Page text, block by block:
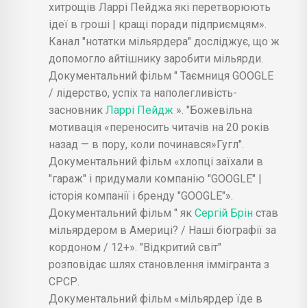
Как Сергей Брин стал миллиардером в
Америке? | Наши биографии за рубежом |
12+ - Открытый мир
Миллиардер едет в "Метро" с Пакетом в
Руках и одевается на РАСПРОДАЖАХ...
Это фото Взорвало ИНТЕРНЕТ - Posnavatel TV
7 правил успеха Ларри Пейдж - Evgenii
Sarapulov
История успеха | Сергей Брин | Создатель
поисковой системы "Google" - Миссия
Возрождение Мира
хитрощів Ларрі Пейджа які перетворюють
ідеї в гроші | кращі поради підприємцям».
Канал "нотатки мільярдера" досліджує, що ж
допомогло айтішнику заробити мільярди.
Документальний фільм " Таємниця GOOGLE
/ лідерство, успіх та наполегливість-
засновник Ларрі Пейдж ». "Божевільна
мотивація «переносить читачів на 20 років
назад — в пору, коли починався»Гугл".
Документальний фільм «хлопці заїхали в
"гараж" і придумали компанію "GOOGLE" |
історія компанії і бренду "GOOGLE"».
Документальний фільм " як Сергій Брін став
мільярдером в Америці? / Наші біографії за
кордоном / 12+». "Відкритий світ"
розповідає шлях становлення іммігранта з
СРСР.
Документальний фільм «мільярдер їде в